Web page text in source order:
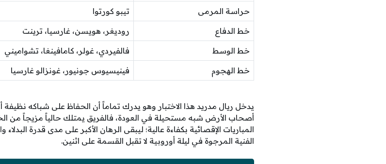
حراسة المرمى تيبو كورتوا
خط الدفاع روديغر، هويسن، غارسيا، ترينت
خط الوسط فالفيردي، غولر، كامافينغا، تشواميني
خط الهجوم فينيسيوس جونيور، غونزالو غارسيا
يدخل ريال مدريد هذا الاختبار وهو يدرك تماماً أن الحفاظ على شباكه
أصحاب الأرض شبه مستحيلة في العودة، فالفريق يمتلك حالياً مزيجاً من
المباريات الإقصائية بكفاءة عالية؛ ليبقى الرهان الأكبر على مدى قدرة
الفنية المرجوة في ليلة أوروبية لا تقبل القسمة على اثنين.